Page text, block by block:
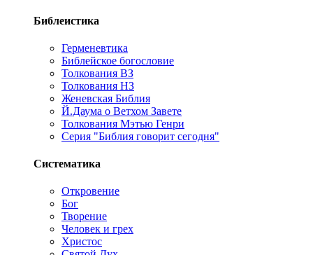
Библеистика
Герменевтика
Библейское богословие
Толкования ВЗ
Толкования НЗ
Женевская Библия
Й.Даума о Ветхом Завете
Толкования Мэтью Генри
Серия "Библия говорит сегодня"
Систематика
Откровение
Бог
Творение
Человек и грех
Христос